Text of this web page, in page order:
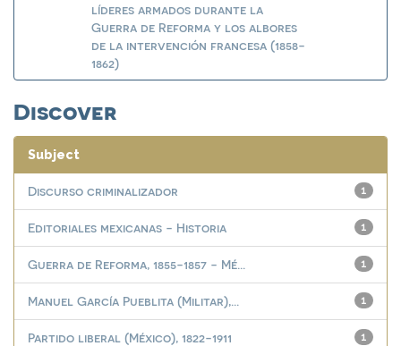
líderes armados durante la
Guerra de Reforma y los albores
de la intervención francesa (1858-
1862)
Discover
Subject
1
Discurso criminalizador
1
Editoriales mexicanas - Historia
1
Guerra de Reforma, 1855-1857 - Mé...
1
Manuel García Pueblita (Militar),...
1
Partido liberal (México), 1822-1911